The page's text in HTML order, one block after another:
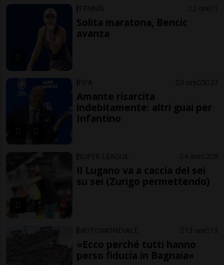
TENNIS 2 ore 1
Solita maratona, Bencic
avanza
FIFA 3 ore 5 27
Amante risarcita
indebitamente: altri guai per
Infantino
SUPER LEAGUE 4 ore 2 9
Il Lugano va a caccia del sei
su sei (Zurigo permettendo)
MOTOMONDIALE 13 ore 13
«Ecco perché tutti hanno
perso fiducia in Bagnaia»